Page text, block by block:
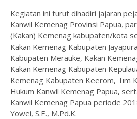
Kegiatan ini turut dihadiri jajaran
Kanwil Kemenag Provinsi Papua,
(Kakan) Kemenag kabupaten/kota
Kakan Kemenag Kabupaten
Kabupaten Merauke, Kakan
Kakan Kemenag Kabupaten
Kemenag Kabupaten Keerom, Tim
Hukum Kanwil Kemenag Papua,
Kanwil Kemenag Papua periode
Yowei, S.E., M.Pd.K.